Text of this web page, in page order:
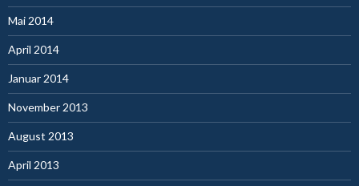
Mai 2014
April 2014
Januar 2014
November 2013
August 2013
April 2013